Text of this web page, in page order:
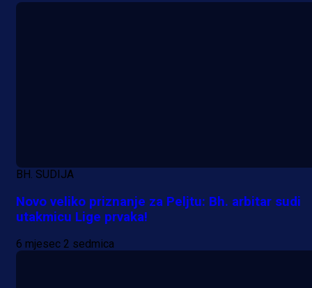
BH. SUDIJA
Novo veliko priznanje za Peljtu: Bh. arbitar sudi
utakmicu Lige prvaka!
6 mjesec 2 sedmica